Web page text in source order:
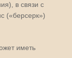
в связи с
(«берсерк»)
иметь